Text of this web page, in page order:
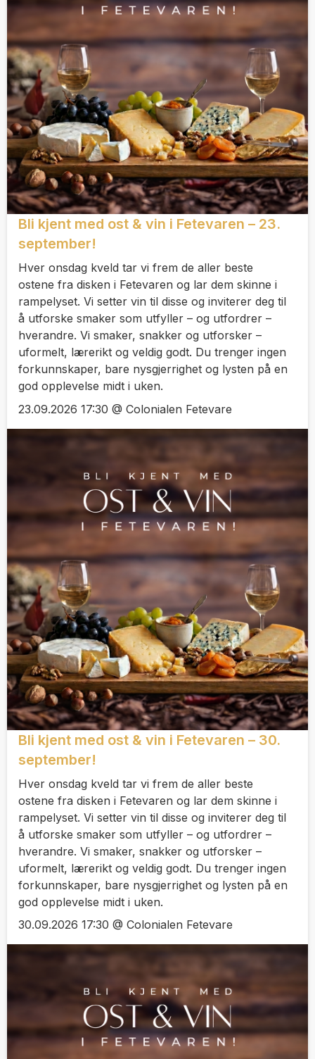
Bli kjent med ost & vin i Fetevaren – 23.
september!
Hver onsdag kveld tar vi frem de aller beste
ostene fra disken i Fetevaren og lar dem skinne i
rampelyset. Vi setter vin til disse og inviterer deg til
å utforske smaker som utfyller – og utfordrer –
hverandre. Vi smaker, snakker og utforsker –
uformelt, lærerikt og veldig godt. Du trenger ingen
forkunnskaper, bare nysgjerrighet og lysten på en
god opplevelse midt i uken.
23.09.2026 17:30 @ Colonialen Fetevare
Bli kjent med ost & vin i Fetevaren – 30.
september!
Hver onsdag kveld tar vi frem de aller beste
ostene fra disken i Fetevaren og lar dem skinne i
rampelyset. Vi setter vin til disse og inviterer deg til
å utforske smaker som utfyller – og utfordrer –
hverandre. Vi smaker, snakker og utforsker –
uformelt, lærerikt og veldig godt. Du trenger ingen
forkunnskaper, bare nysgjerrighet og lysten på en
god opplevelse midt i uken.
30.09.2026 17:30 @ Colonialen Fetevare